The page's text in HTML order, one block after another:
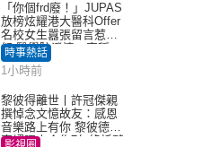
「你個frd廢！」JUPAS
放榜炫耀港大醫科Offer
名校女生囂張留言惹眾
怒 醫學院澄清：宣稱
「40.5分獲錄取」不符事
實｜Juicy叮
時事熱話
1小時前
黎彼得離世丨許冠傑親
撰悼念文憶故友：感恩
音樂路上有你 黎彼德曾
直認唔夾合作7年終拆夥